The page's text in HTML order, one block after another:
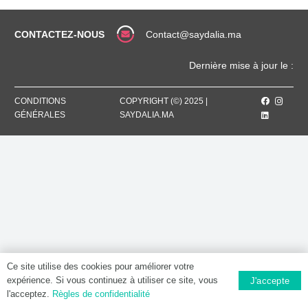
CONTACTEZ-NOUS Contact@saydalia.ma
Dernière mise à jour le :
CONDITIONS
GÉNÉRALES
COPYRIGHT (©) 2025 |
SAYDALIA.MA
Ce site utilise des cookies pour améliorer votre
expérience. Si vous continuez à utiliser ce site, vous
l'acceptez. Règles de confidentialité
J'accepte